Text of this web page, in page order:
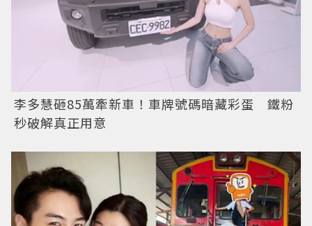
李多慧砸85萬牽新車！車牌號碼暗藏彩蛋 鐵粉
秒破解真正用意